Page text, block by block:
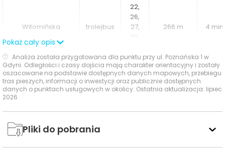
klatki schodowe wprowadzą mieszkańców w
atmosferę nowoczesności, a
zewnętrzna przestrzeń
rekreacyjnaoraz
relaksu po dniu pracy. Dodatkowo, w ramach inwestycji
przewidziano miejsca parkingowe w hali garażowej
orazboksy rowerowe,co zapewnia wygodę
przechowywania. Dla miłośników aktywności fizycznej
dostępna będzie wewnętrzna
idealne dopełnienie stylu życia mieszkańców Lunarii.
Lunaria
Witomińska trolejbus
22,
26,
27,
30,
266 m 4 min
21,
22,
23,
33,
Pokaż cały opis
Analiza została przygotowana dla punktu przy ul. Poznańska 1 w
Gdyni. Odległości i czasy dojścia mają charakter orientacyjny i zostały
oszacowane na podstawie dostępnych danych mapowych, przebiegu
tras pieszych, informacji o inwestycji oraz publicznie dostępnych
danych o punktach usługowych w okolicy. Ostatnia aktualizacja: lipiec
2026
Pliki do pobrania